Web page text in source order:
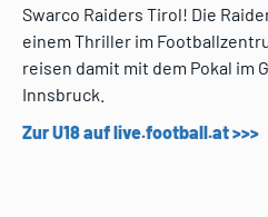
Swarco Raiders Tirol! Die
einem Thriller im
reisen damit mit dem Pokal im
Innsbruck.
Zur U18 auf live.football.at >>>